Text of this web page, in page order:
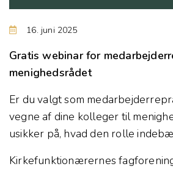
16. juni 2025
Gratis webinar for
menighedsrådet
Er du valgt som
vegne af dine kolleger til
usikker på, hvad den rolle
Kirkefunktionærernes